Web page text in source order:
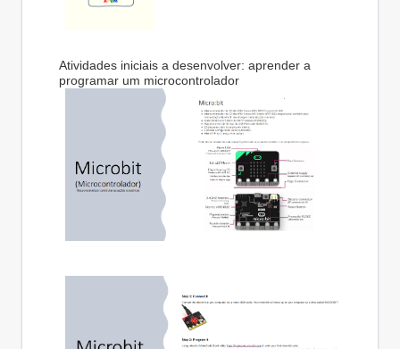
Atividades iniciais a desenvolver: aprender a
programar um microcontrolador